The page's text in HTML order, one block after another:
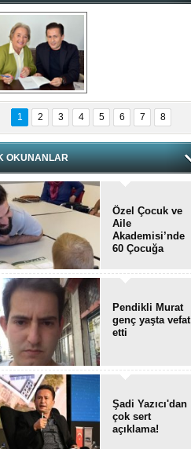
hnzzzna
1 2 3 4 5 6 7 8
OKUNANLAR
Özel Çocuk ve
Aile
Akademisi’nde
60 Çocuğa
Pendikli Murat
genç yaşta vefat
etti
Şadi Yazıcı'dan
çok sert
açıklama!